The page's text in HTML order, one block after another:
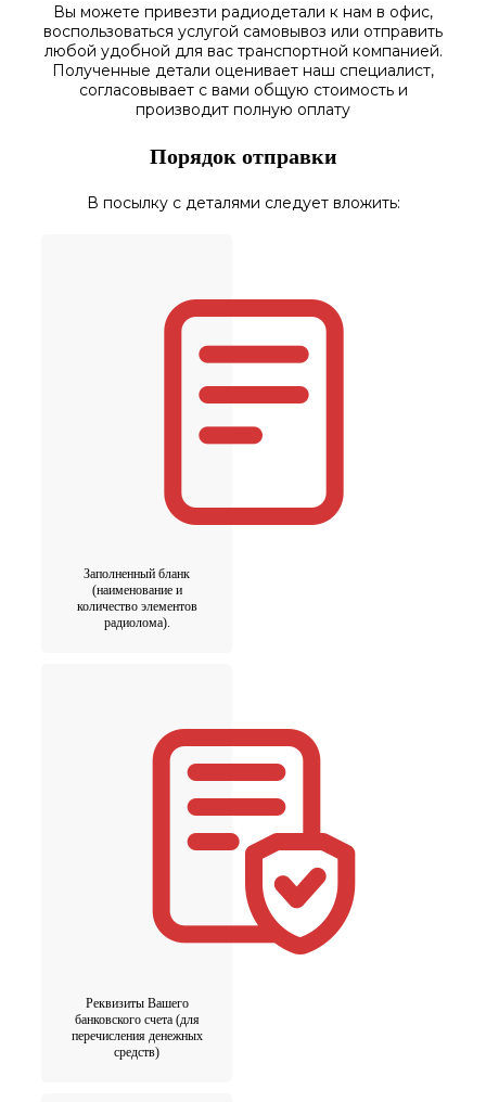
Вы можете привезти радиодетали к нам в офис,
воспользоваться услугой самовывоз или отправить
любой удобной для вас транспортной компанией.
Полученные детали оценивает наш специалист,
согласовываетс вами общую стоимость и
производит полную оплату
Порядок отправки
В посылку с деталями следует вложить:
Заполненный бланк
(наименование и
количество элементов
радиолома).
Реквизиты Вашего
банковского счета (для
перечисления денежных
средств)